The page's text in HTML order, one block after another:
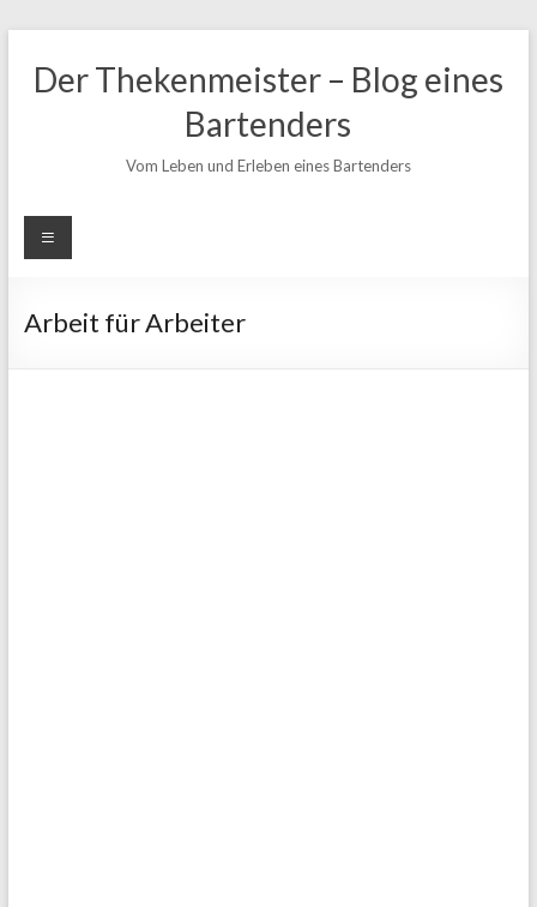
Inhalt
springen
Der Thekenmeister – Blog eines
Bartenders
Vom Leben und Erleben eines Bartenders
Arbeit für Arbeiter